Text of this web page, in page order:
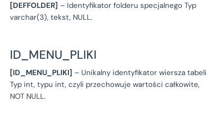
[DEFFOLDER] – Identyfikator folderu specjalnego Typ
varchar(3), tekst, NULL.
ID_MENU_PLIKI
[ID_MENU_PLIKI] – Unikalny identyfikator wiersza tabeli
Typ int, typu int, czyli przechowuje wartości całkowite,
NOT NULL.